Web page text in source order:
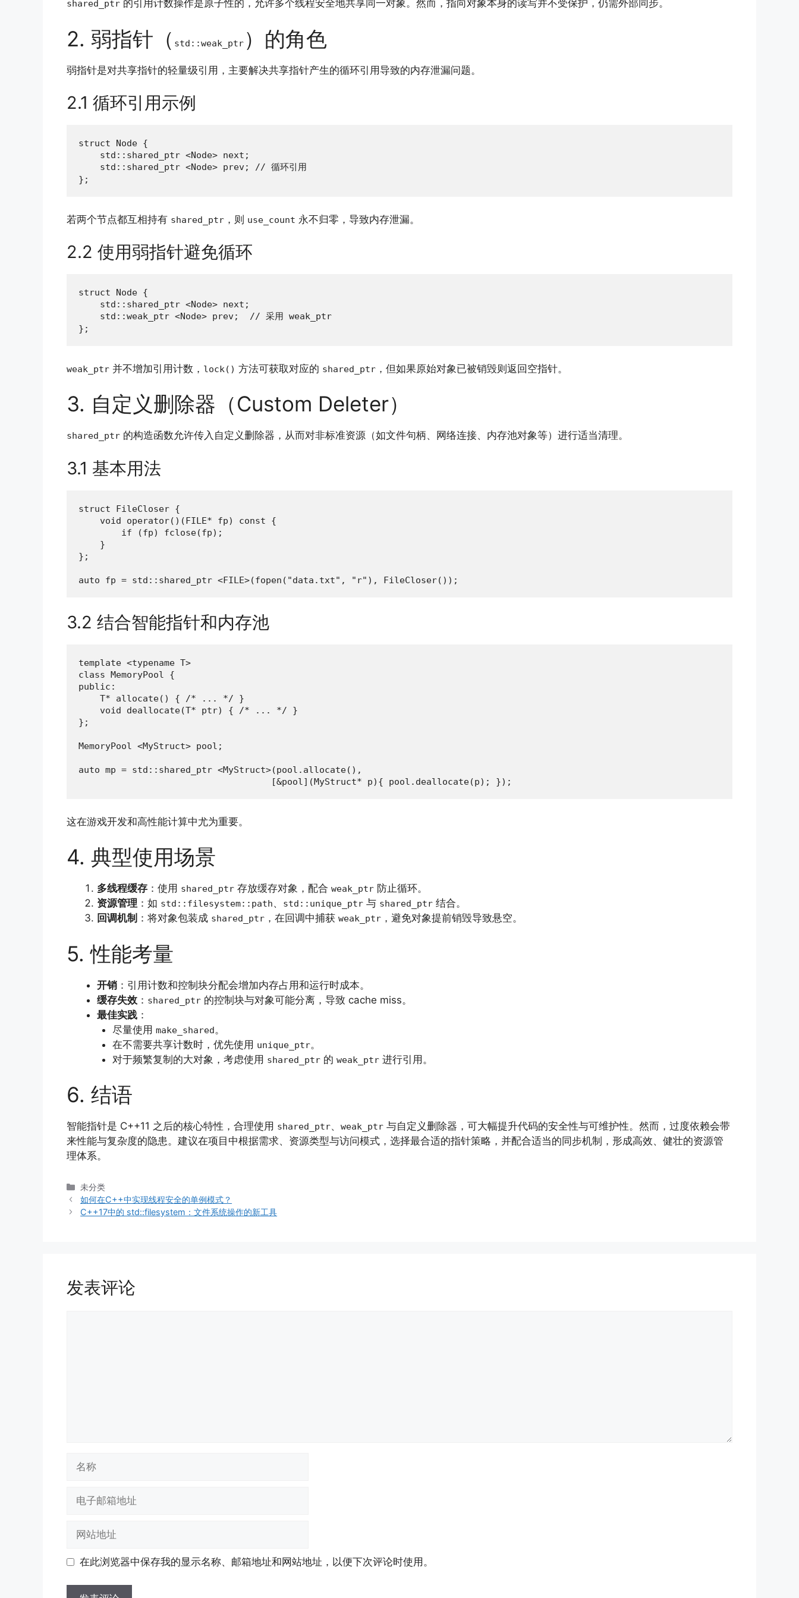
shared_ptr 的引用计数操作是原子性的，允许多个线程安全地共享同一对象。然而，指向对象本身的读写并不受保护，仍需外部同步。
2. 弱指针（ std::weak_ptr ）的角色
弱指针是对共享指针的轻量级引用，主要解决共享指针产生的循环引用导致的内存泄漏问题。
2.1 循环引用示例
struct Node {
    std::shared_ptr <Node> next;
    std::shared_ptr <Node> prev; // 循环引用
};
若两个节点都互相持有 shared_ptr ，则 use_count 永不归零，导致内存泄漏。
2.2 使用弱指针避免循环
struct Node {
    std::shared_ptr <Node> next;
    std::weak_ptr <Node> prev;  // 采用 weak_ptr
};
weak_ptr 并不增加引用计数， lock() 方法可获取对应的 shared_ptr ，但如果原始对象已被销毁则返回空指针。
3. 自定义删除器（Custom Deleter）
shared_ptr 的构造函数允许传入自定义删除器，从而对非标准资源（如文件句柄、网络连接、内存池对象等）进行适当清理。
3.1 基本用法
struct FileCloser {
    void operator()(FILE* fp) const {
        if (fp) fclose(fp);
    }
};
auto fp = std::shared_ptr <FILE>(fopen("data.txt", "r"), FileCloser());
3.2 结合智能指针和内存池
template <typename T>
class MemoryPool {
public:
    T* allocate() { /* ... */ }
    void deallocate(T* ptr) { /* ... */ }
};
MemoryPool <MyStruct> pool;
auto mp = std::shared_ptr <MyStruct>(pool.allocate(),
                                    [&pool](MyStruct* p){ pool.deallocate(p); });
这在游戏开发和高性能计算中尤为重要。
4. 典型使用场景
多线程缓存 ：使用 shared_ptr 存放缓存对象，配合 weak_ptr 防止循环。
资源管理 ：如 std::filesystem::path、 std::unique_ptr 与 shared_ptr 结合。
回调机制 ：将对象包装成 shared_ptr ，在回调中捕获 weak_ptr ，避免对象提前销毁导致悬空。
5. 性能考量
开销 ：引用计数和控制块分配会增加内存占用和运行时成本。
缓存失效 ： shared_ptr 的控制块与对象可能分离，导致 cache miss。
最佳实践 ：
尽量使用 make_shared。
在不需要共享计数时，优先使用 unique_ptr。
对于频繁复制的大对象，考虑使用 shared_ptr的 weak_ptr进行引用。
6. 结语
智能指针是 C++11 之后的核心特性，合理使用 shared_ptr、 weak_ptr 与自定义删除器，可大幅提升代码的安全性与可维护性。然而，过度依赖会带
来性能与复杂度的隐患。建议在项目中根据需求、资源类型与访问模式，选择最合适的指针策略，并配合适当的同步机制，形成高效、健壮的资源管
理体系。
分
类
未分类
如何在C++中实现线程安全的单例模式？
C++17中的 std::filesystem：文件系统操作的新工具
发表评论
址
地 在此浏览器中保存我的显示名称、邮箱地址和网站地址，以便下次评论时使用。